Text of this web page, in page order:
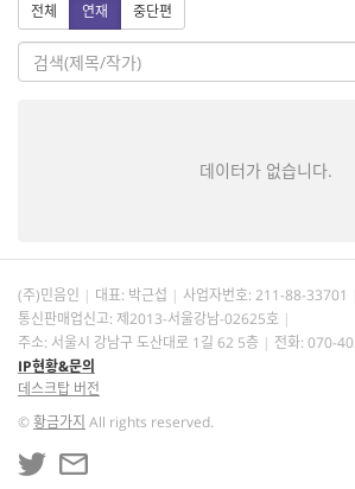
전체 연재 중단편
데이터가 없습니다.
(주)민음인 대표: 박근섭 사업자번호: 211-88-33701
통신판매업신고: 제2013-서울강남-02625호
주소: 서울시 강남구 도산대로 1길 62 5층
전화: 070-
IP현황&문의
데스크탑 버전
©황금가지 All rights reserved.